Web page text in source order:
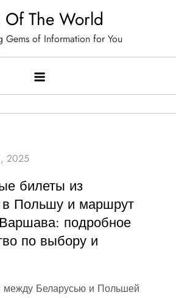
Of The World
Gems of Information for You
билеты из
в Польшу и маршрут
подробное
по выбору и
между Беларусью и Польшей